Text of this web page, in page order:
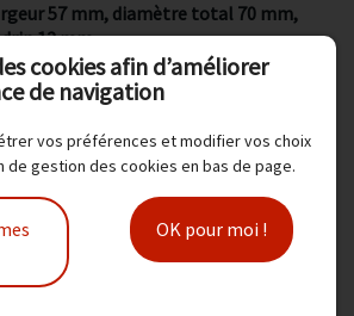
57 mm, diamètre total 70 mm,
12 mm,
autocopiant. 2 exemplaires, 1er
jaune
pour 80,00 euros
cookies afin d’améliorer
de navigation
vos préférences et modifier vos choix
de gestion des cookies en bas de page.
OK pour moi !